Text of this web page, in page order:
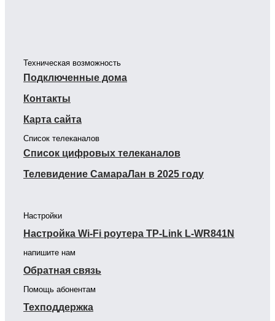
Техническая возможность
Подключенные дома
Контакты
Карта сайта
Список телеканалов
Список цифровых телеканалов
Телевидение СамараЛан в 2025 году
Настройки
Настройка Wi-Fi роутера TP-Link L-WR841N
напишите нам
Обратная связь
Помощь абонентам
Техподдержка